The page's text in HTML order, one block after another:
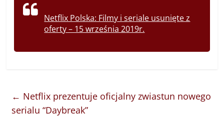
Netflix Polska: Filmy i seriale usunięte z
oferty – 15 września 2019r.
← Netflix prezentuje oficjalny zwiastun nowego
serialu “Daybreak”